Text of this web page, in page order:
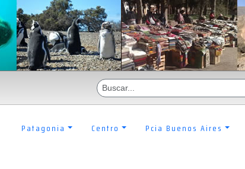
Patagonia Centro Pcia Buenos Aires